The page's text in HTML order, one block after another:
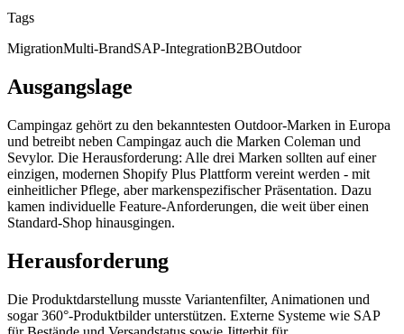
Tags
MigrationMulti-BrandSAP-IntegrationB2BOutdoor
Ausgangslage
Campingaz gehört zu den bekanntesten Outdoor-Marken in Europa
und betreibt neben Campingaz auch die Marken Coleman und
Sevylor. Die Herausforderung: Alle drei Marken sollten auf einer
einzigen, modernen Shopify Plus Plattform vereint werden - mit
einheitlicher Pflege, aber markenspezifischer Präsentation. Dazu
kamen individuelle Feature-Anforderungen, die weit über einen
Standard-Shop hinausgingen.
Herausforderung
Die Produktdarstellung musste Variantenfilter, Animationen und
sogar 360°-Produktbilder unterstützen. Externe Systeme wie SAP